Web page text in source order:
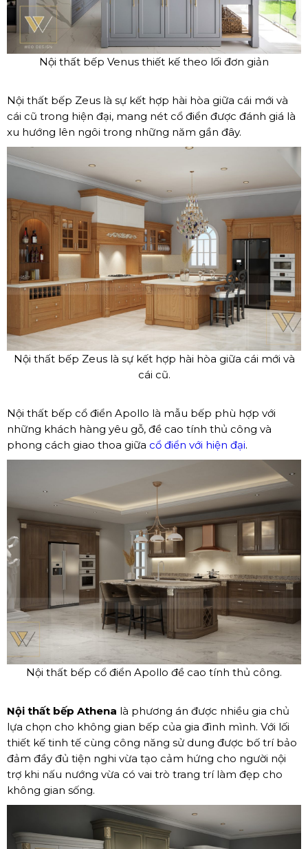
Nội thất bếp Venus thiết kế theo lối đơn giản
Nội thất bếp Zeus là sự kết hợp hài hòa giữa cái mới và
cái cũ trong hiện đại, mang nét cổ điển được đánh giá là
xu hướng lên ngôi trong những năm gần đây.
Nội thất bếp Zeus là sự kết hợp hài hòa giữa cái mới và
cái cũ.
Nội thất bếp cổ điển Apollo là mẫu bếp phù hợp với
những khách hàng yêu gỗ, đề cao tính thủ công và
phong cách giao thoa giữa cổ điển với hiện đại.
Nội thất bếp cổ điển Apollo đề cao tính thủ công.
Nội thất bếp Athena là phương án được nhiều gia chủ
lựa chọn cho không gian bếp của gia đình mình. Với lối
thiết kế tinh tế cùng công năng sử dung được bố trí bảo
đảm đầy đủ tiện nghi vừa tạo cảm hứng cho người nội
trợ khi nấu nướng vừa có vai trò trang trí làm đẹp cho
không gian sống.